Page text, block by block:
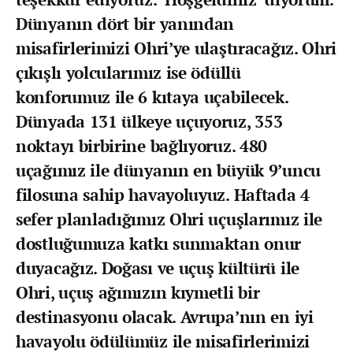
Dünyanın dört bir yanından
misafirlerimizi Ohri’ye ulaştıracağız. Ohri
çıkışlı yolcularımız ise ödüllü
konforumuz ile 6 kıtaya uçabilecek.
Dünyada 131 ülkeye uçuyoruz, 353
noktayı birbirine bağlıyoruz. 480
uçağımız ile dünyanın en büyük 9’uncu
filosuna sahip havayoluyuz. Haftada 4
sefer planladığımız Ohri uçuşlarımız ile
dostluğumuza katkı sunmaktan onur
duyacağız. Doğası ve uçuş kültürü ile
Ohri, uçuş ağımızın kıymetli bir
destinasyonu olacak. Avrupa’nın en iyi
havayolu ödülümüz ile misafirlerimizi